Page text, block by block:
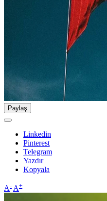
Paylaş
Linkedin
Pinterest
Telegram
Yazdır
Kopyala
A- A+